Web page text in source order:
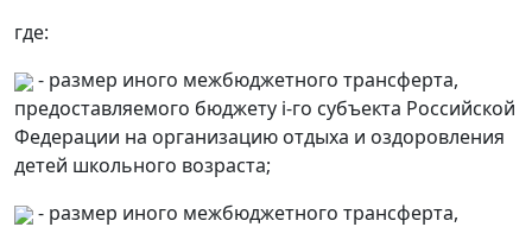
где:
- размер иного межбюджетного трансферта,
предоставляемого бюджету i-го субъекта Российской
Федерации на организацию отдыха и оздоровления
детей школьного возраста;
- размер иного межбюджетного трансферта,